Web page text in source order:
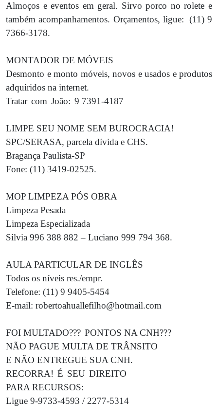
Almoços e eventos em geral. Sirvo porco no rolete e
também acompanhamentos. Orçamentos, ligue: (11) 9
7366-3178.
MONTADOR DE MÓVEIS
Desmonto e monto móveis, novos e usados e produtos
adquiridos na internet.
Tratar com João: 9 7391-4187
LIMPE SEU NOME SEM BUROCRACIA!
SPC/SERASA, parcela dívida e CHS.
Bragança Paulista-SP
Fone: (11) 3419-02525.
MOP LIMPEZA PÓS OBRA
Limpeza Pesada
Limpeza Especializada
Silvia 996 388 882 – Luciano 999 794 368.
AULA PARTICULAR DE INGLÊS
Todos os níveis res./empr.
Telefone: (11) 9 9405-5454
E-mail: robertoahuallefilho@hotmail.com
FOI MULTADO??? PONTOS NA CNH???
NÃO PAGUE MULTA DE TRÂNSITO
E NÃO ENTREGUE SUA CNH.
RECORRA! É SEU DIREITO
PARA RECURSOS:
Ligue 9-9733-4593 / 2277-5314